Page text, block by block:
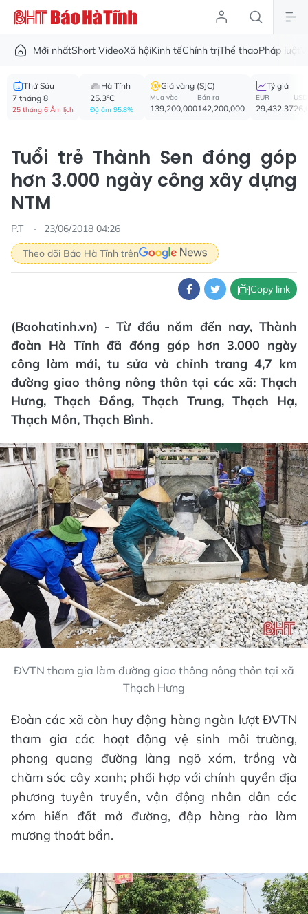
Mới nhấtShort VideoXã hộiKinh tếChính trịThể thaoPháp luật
Thứ Sáu
7 tháng 8
25 tháng 6 Âm lịch
Hà Tĩnh
25.3°C
Độ ẩm 95.8%
Giá vàng (SJC)
Mua vào
139,200,000
Bán ra
142,200,000
Tỷ giá
EUR
29,432.37
USD
Tuổi trẻ Thành Sen đóng góp
hơn 3.000 ngày công xây dựng
NTM
P.T
23/06/2018 04:26
Theo dõi Báo Hà Tĩnh trên
Copy link
(Baohatinh.vn) - Từ đầu năm đến nay, Thành
đoàn Hà Tĩnh đã đóng góp hơn 3.000 ngày
công làm mới, tu sửa và chỉnh trang 4,7 km
đường giao thông nông thôn tại các xã: Thạch
Hưng, Thạch Đồng, Thạch Trung, Thạch Hạ,
Thạch Môn, Thạch Bình.
ĐVTN tham gia làm đường giao thông nông thôn tại xã
Thạch Hưng
Đoàn các xã còn huy động hàng ngàn lượt ĐVTN
tham gia các hoạt động vệ sinh môi trường,
phong quang đường làng ngõ xóm, trồng và
chăm sóc cây xanh; phối hợp với chính quyền địa
phương tuyên truyền, vận động nhân dân các
xóm hiến đất mở đường, đập hàng rào làm
mương thoát bẩn.